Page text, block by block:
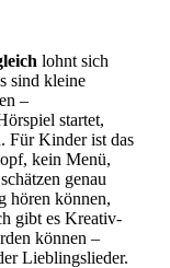
lohnt sich
sind kleine
–
startet,
Für Kinder ist das
kein Menü,
genau
hören können,
gibt es Kreativ-
können –
Lieblingslieder.